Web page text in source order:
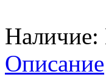
Наличие:
Описание